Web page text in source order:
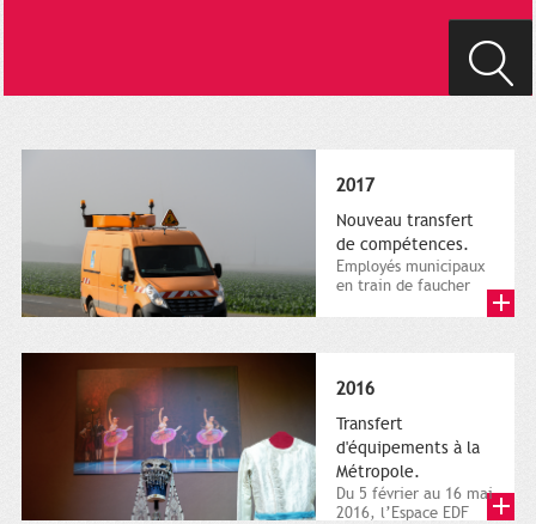
2017
Nouveau transfert
de compétences.
Employés municipaux
en train de faucher
2016
Transfert
d'équipements à la
Métropole.
Du 5 février au 16 mai
2016, l’Espace EDF